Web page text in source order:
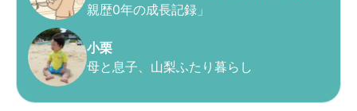
親歴0年の成長記録」
小栗
母と息子、山梨ふたり暮らし